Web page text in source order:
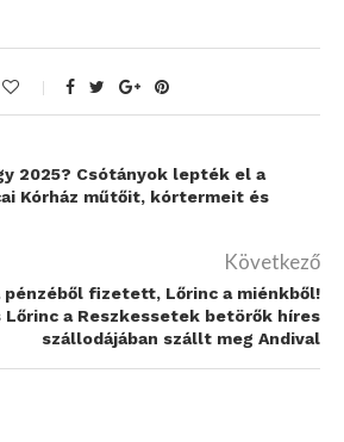
2025? Csótányok lepték el a
Kórház műtőit, kórtermeit és
Következő
pénzéből fizetett, Lőrinc a miénkből!
Lőrinc a Reszkessetek betörők híres
szállodájában szállt meg Andival